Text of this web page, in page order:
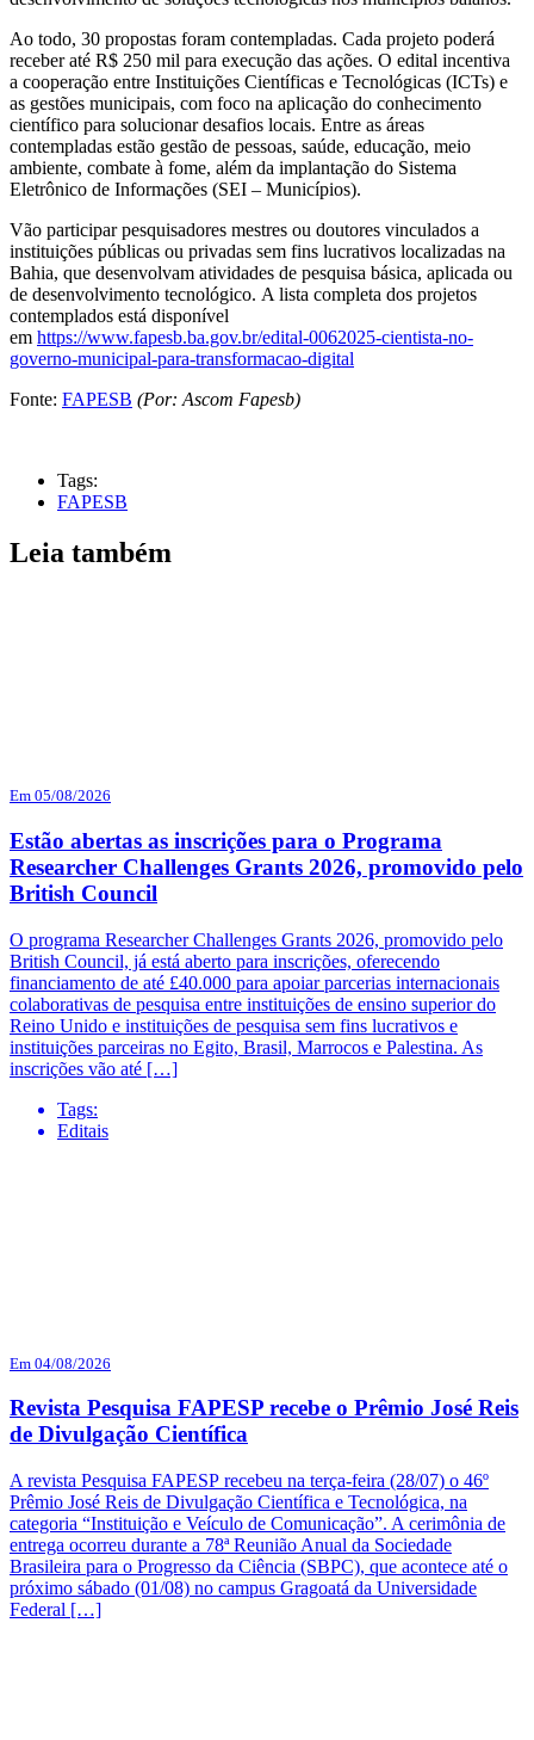
Ao todo, 30 propostas foram contempladas. Cada projeto poderá
receber até R$ 250 mil para execução das ações. O edital incentiva
a cooperação entre Instituições Científicas e Tecnológicas (ICTs) e
as gestões municipais, com foco na aplicação do conhecimento
científico para solucionar desafios locais. Entre as áreas
contempladas estão gestão de pessoas, saúde, educação, meio
ambiente, combate à fome, além da implantação do Sistema
Eletrônico de Informações (SEI – Municípios).
Vão participar pesquisadores mestres ou doutores vinculados a
instituições públicas ou privadas sem fins lucrativos localizadas na
Bahia, que desenvolvam atividades de pesquisa básica, aplicada ou
de desenvolvimento tecnológico. A lista completa dos projetos
contemplados está disponível
em https://www.fapesb.ba.gov.br/edital-0062025-cientista-no-
governo-municipal-para-transformacao-digital
Fonte: FAPESB (Por: Ascom Fapesb)
Tags:
FAPESB
Leia também
Em 05/08/2026
Estão abertas as inscrições para o Programa
Researcher Challenges Grants 2026, promovido pelo
British Council
O programa Researcher Challenges Grants 2026, promovido pelo
British Council, já está aberto para inscrições, oferecendo
financiamento de até £40.000 para apoiar parcerias internacionais
colaborativas de pesquisa entre instituições de ensino superior do
Reino Unido e instituições de pesquisa sem fins lucrativos e
instituições parceiras no Egito, Brasil, Marrocos e Palestina. As
inscrições vão até […]
Tags:
Editais
Em 04/08/2026
Revista Pesquisa FAPESP recebe o Prêmio José Reis
de Divulgação Científica
A revista Pesquisa FAPESP recebeu na terça-feira (28/07) o 46º
Prêmio José Reis de Divulgação Científica e Tecnológica, na
categoria “Instituição e Veículo de Comunicação”. A cerimônia de
entrega ocorreu durante a 78ª Reunião Anual da Sociedade
Brasileira para o Progresso da Ciência (SBPC), que acontece até o
próximo sábado (01/08) no campus Gragoatá da Universidade
Federal […]